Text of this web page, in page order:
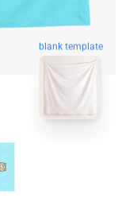
blank template